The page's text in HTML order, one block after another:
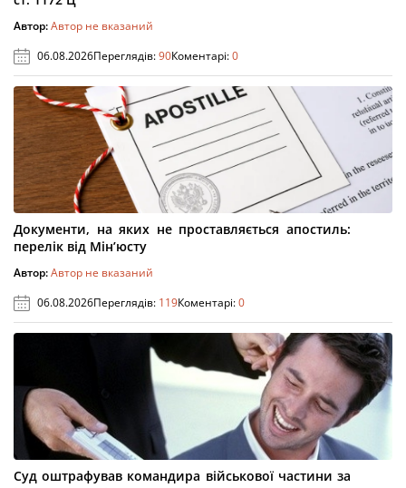
Автор:Автор не вказаний
06.08.2026Переглядів:90Коментарі:0
Документи, на яких не проставляється апостиль:
перелік від Мін’юсту
Автор:Автор не вказаний
06.08.2026Переглядів: 119Коментарі:0
Суд оштрафував командира військової частини за